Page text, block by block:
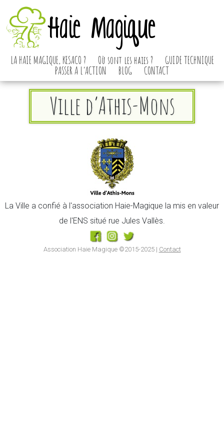
Haie Magique
LA HAIE MAGIQUE, KESACO ? Où sont les haies ?
GUIDE TECHNIQUE
PASSER A L’ACTION
BLOG CONTACT
Ville d’Athis-Mons
La Ville a confié à l'association Haie-Magique la mis en valeur
de l'ENS situé rue Jules Vallès.
Association Haie Magique ©2015-2025 | Contact